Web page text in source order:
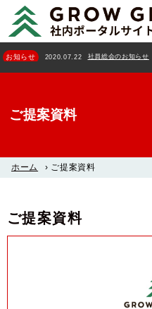
お知らせ 2020.07.22 社員総会のお知らせ
ご提案資料
ホーム › ご提案資料
ご提案資料